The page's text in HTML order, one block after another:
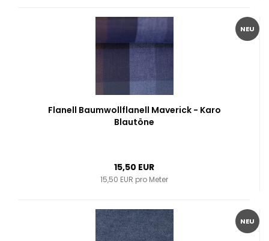
NEU
Flanell Baumwollflanell Maverick - Karo
Blautöne
15,50 EUR
15,50 EUR pro Meter
NEU